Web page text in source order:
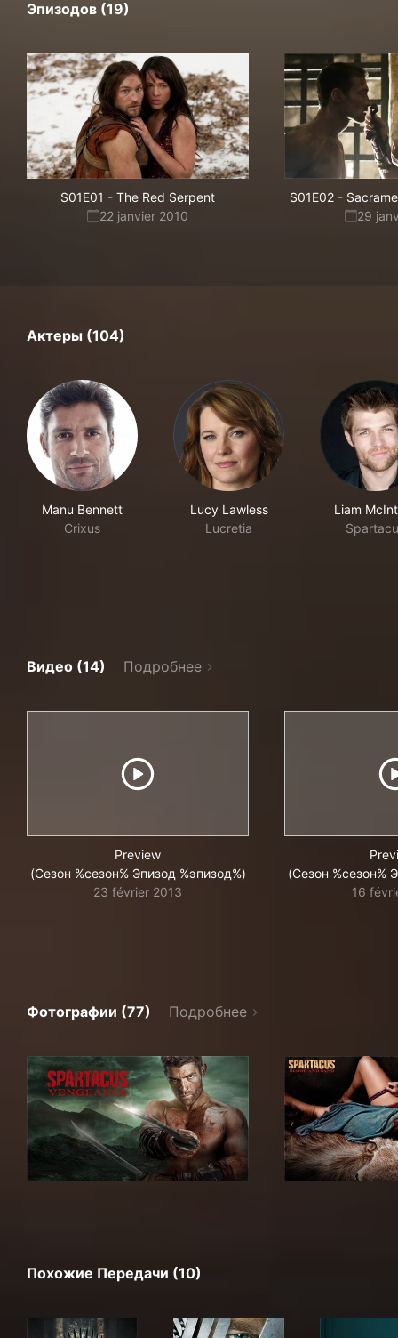
Эпизодов (19)
S01E01 - The Red Serpent
22 janvier 2010
S01E02 -
29
Актеры (104)
Manu Bennett
Crixus
Lucy Lawless
Lucretia
Liam
Видео (14) Подробнее
Preview
(Сезон %сезон% Эпизод %эпизод%)
23 février 2013
(Сезон %сезон%
16
Фотографии (77) Подробнее
Похожие Передачи (10)